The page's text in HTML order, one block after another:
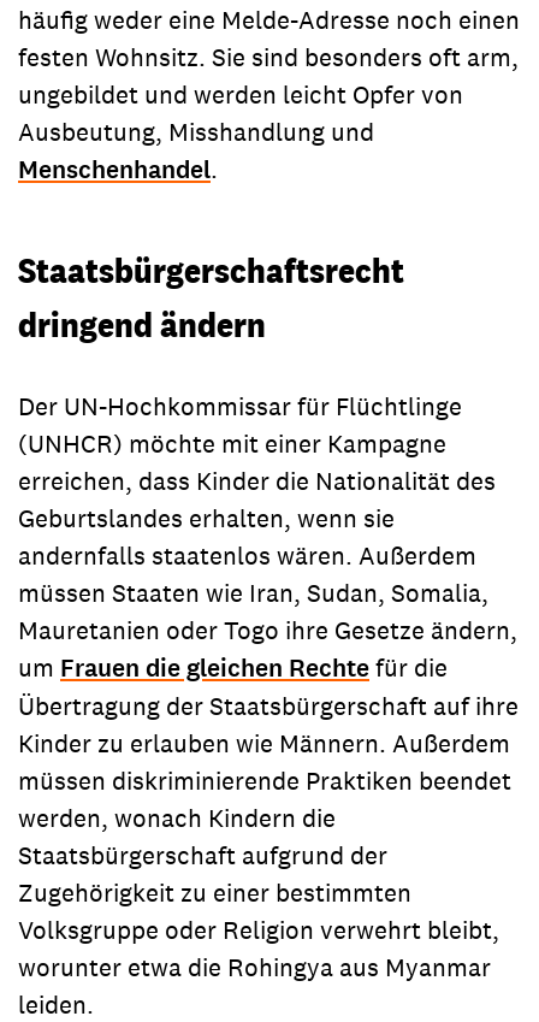
häufig weder eine Melde-Adresse noch einen
festen Wohnsitz. Sie sind besonders oft arm,
ungebildet und werden leicht Opfer von
Ausbeutung, Misshandlung und
Menschenhandel.
Staatsbürgerschaftsrecht
dringend ändern
Der UN-Hochkommissar für Flüchtlinge
(UNHCR) möchte mit einer Kampagne
erreichen, dass Kinder die Nationalität des
Geburtslandes erhalten, wenn sie
andernfalls staatenlos wären. Außerdem
müssen Staaten wie Iran, Sudan, Somalia,
Mauretanien oder Togo ihre Gesetze ändern,
um Frauen die gleichen Rechtefür die
Übertragung der Staatsbürgerschaft auf ihre
Kinder zu erlauben wie Männern. Außerdem
müssen diskriminierende Praktiken beendet
werden, wonach Kindern die
Staatsbürgerschaft aufgrund der
Zugehörigkeit zu einer bestimmten
Volksgruppe oder Religion verwehrt bleibt,
worunter etwa die Rohingya aus Myanmar
leiden.